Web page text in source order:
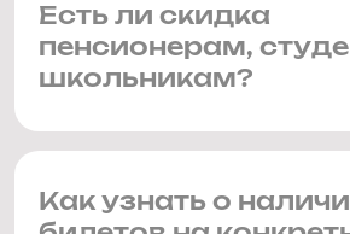
Есть ли скидка
пенсионерам,
школьникам?
Как узнать о